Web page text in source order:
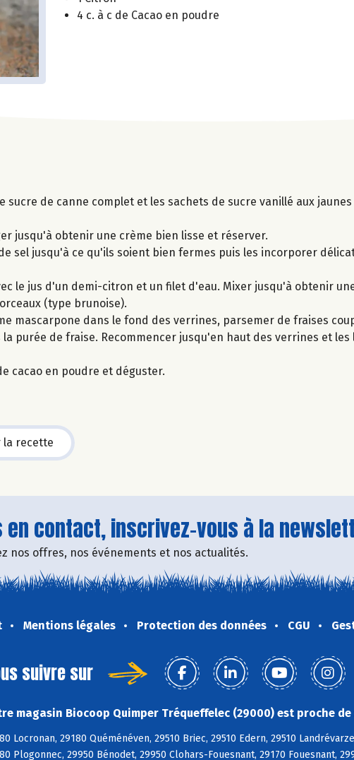
4 c. à c de Cacao en poudre
sucre de canne complet et les sachets de sucre vanillé aux
jusqu'à obtenir une crème bien lisse et réserver.
sel jusqu'à ce qu'ils soient bien fermes puis les incorporer
le jus d'un demi-citron et un filet d'eau. Mixer jusqu'à obtenir
(type brunoise).
mascarpone dans le fond des verrines, parsemer de fraises
purée de fraise. Recommencer jusqu'en haut des verrines et les
cacao en poudre et déguster.
la recette
en contact, inscrivez-vous à la
nos offres, nos événements et nos actualités.
Mentions légales Protection des données CGU
suivre sur
magasin Biocoop Quimper Tréqueffelec (29000) est proche de
Locronan, 29180 Quéménéven, 29510 Briec, 29510 Edern, 29510
Plogonnec, 29950 Bénodet, 29950 Clohars-Fouesnant, 29170 Fouesnant,